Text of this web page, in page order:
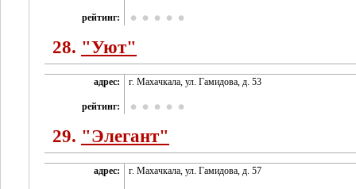
рейтинг:
28. "Уют"
адрес: г. Махачкала, ул. Гамидова, д. 53
рейтинг:
29. "Элегант"
адрес: г. Махачкала, ул. Гамидова, д. 57